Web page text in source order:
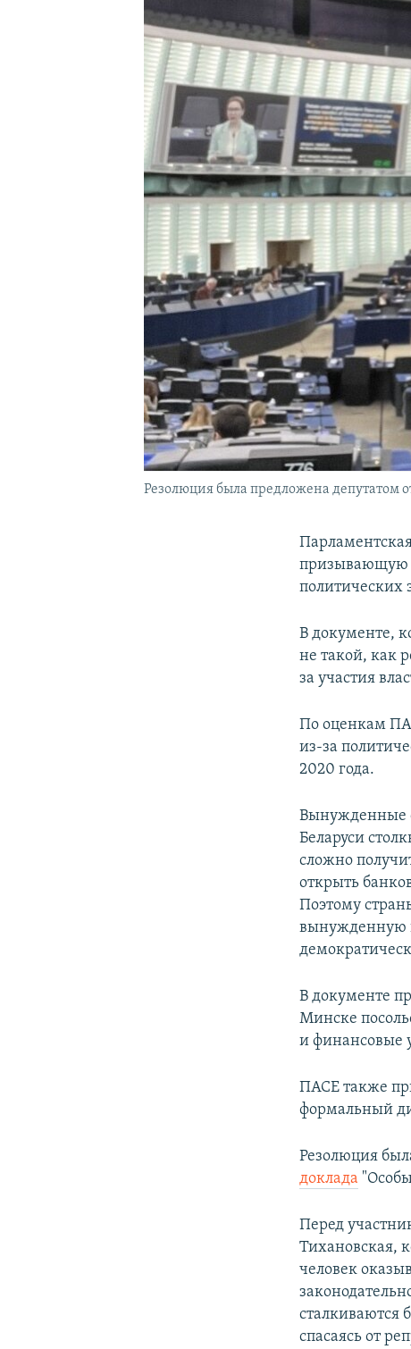
ПОДПИШИТЕСЬ НА РАССЫЛКУ
Резолюция была предложена депутатом
призывающую
политических
В документе,
не такой, как
за участия
По оценкам
из-за
2020 года.
Вынужденные
Беларуси
сложно
открыть
Поэтому
вынужденную
В документе
Минске
и финансовые
ПАСЕ также
формальный
Резолюция
доклада
Перед
Тихановская,
человек
сталкиваются
спасаясь от